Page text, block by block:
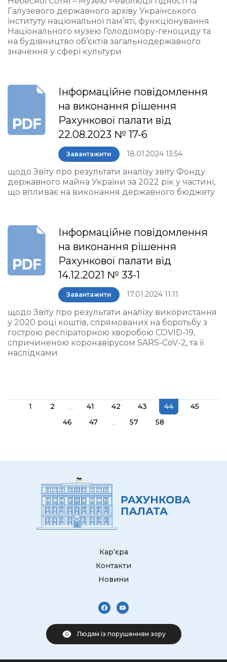
Галузевого державного архіву Українського
інституту національної пам’яті, функціонування
Національного музею Голодомору-геноциду та
на будівництво об’єктів загальнодержавного
значення у сфері культури
Інформаційне повідомлення
на виконання рішення
Рахункової палати від
22.08.2023 № 17-6
Завантажити 18.01.2024 13:54
щодо Звіту про результати аналізу звіту Фонду
державного майна України за 2022 рік у частині,
що впливає на виконання державного бюджету
Інформаційне повідомлення
на виконання рішення
Рахункової палати від
14.12.2021 № 33-1
Завантажити 17.01.2024 11:11
щодо Звіту про результати аналізу використання
у 2020 році коштів, спрямованих на боротьбу з
гострою респіраторною хворобою COVID-19,
спричиненою коронавірусом SARS-CoV-2, та її
наслідками
1 2 ... 41 42 43 44
45
46
47 ... 57 58
Кар’єра
Контакти
Новини
Людям із порушенням зору